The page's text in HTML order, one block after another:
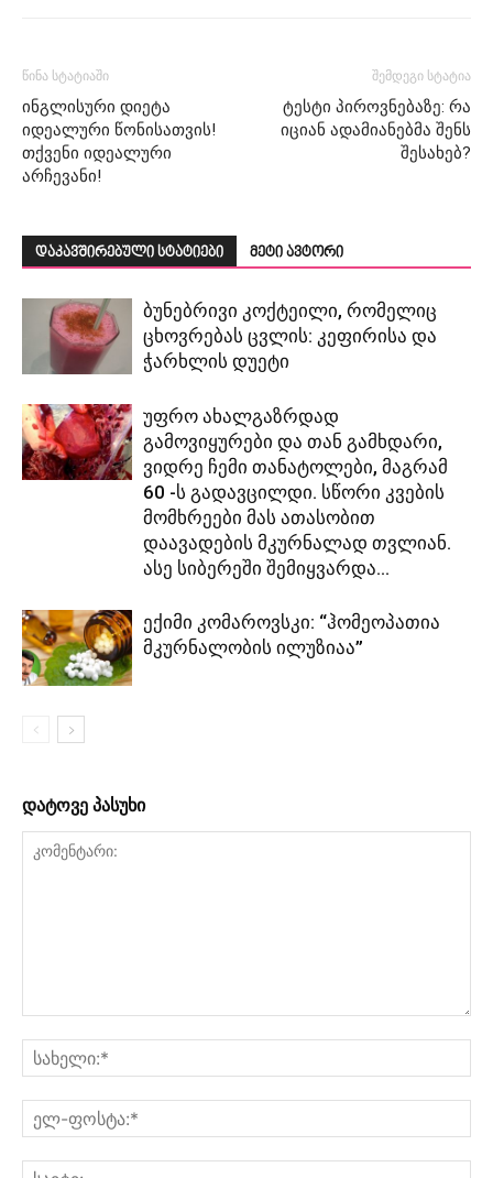
წინა სტატიაში
ინგლისური დიეტა
იდეალური წონისათვის!
თქვენი იდეალური
არჩევანი!
შემდეგი სტატია
ტესტი პიროვნებაზე: რა
იციან ადამიანებმა შენს
შესახებ?
დაკავშირებული სტატიები მეტი ავტორი
ბუნებრივი კოქტეილი, რომელიც
ცხოვრებას ცვლის: კეფირისა და
ჭარხლის დუეტი
უფრო ახალგაზრდად
გამოვიყურები და თან გამხდარი,
ვიდრე ჩემი თანატოლები, მაგრამ
60 -ს გადავცილდი. სწორი კვების
მომხრეები მას ათასობით
დაავადების მკურნალად თვლიან.
ასე სიბერეში შემიყვარდა...
ექიმი კომაროვსკი: “ჰომეოპათია
მკურნალობის ილუზიაა”
დატოვე პასუხი